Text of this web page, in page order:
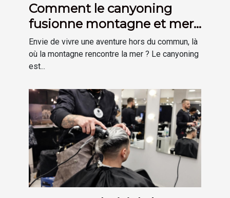
Comment le canyoning
fusionne montagne et mer
pour une aventure unique ?
Envie de vivre une aventure hors du commun, là
où la montagne rencontre la mer ? Le canyoning
est...